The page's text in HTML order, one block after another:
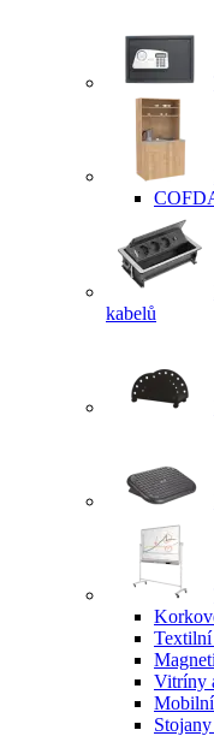
kabelů
Textilní
Vitríny
Mobilní